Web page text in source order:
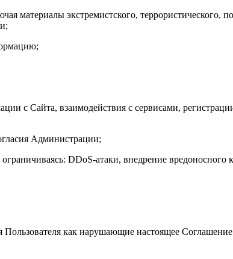
материалы экстремистского, террористического,
с Сайта, взаимодействия с сервисами,
Администрации;
DDoS-атаки, внедрение вредоносного
как нарушающие настоящее Соглашение